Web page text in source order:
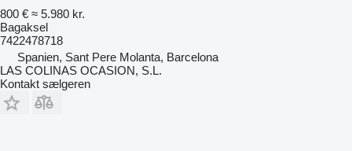
800 € ≈ 5.980 kr.
Bagaksel
7422478718
Spanien, Sant Pere Molanta, Barcelona
LAS COLINAS OCASION, S.L.
Kontakt sælgeren